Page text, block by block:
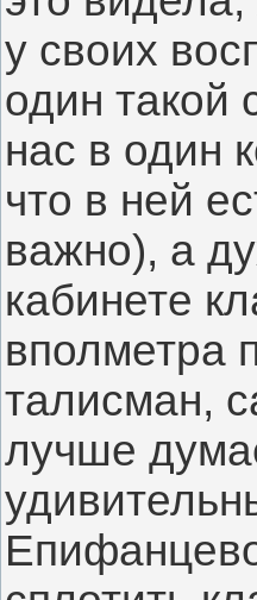
у своих
один такой
нас в один
что в ней
важно), а
кабинете
вполметра
талисман,
лучше